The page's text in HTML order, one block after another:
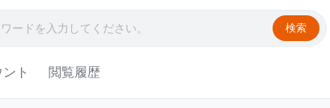
検索
ト 閲覧履歴